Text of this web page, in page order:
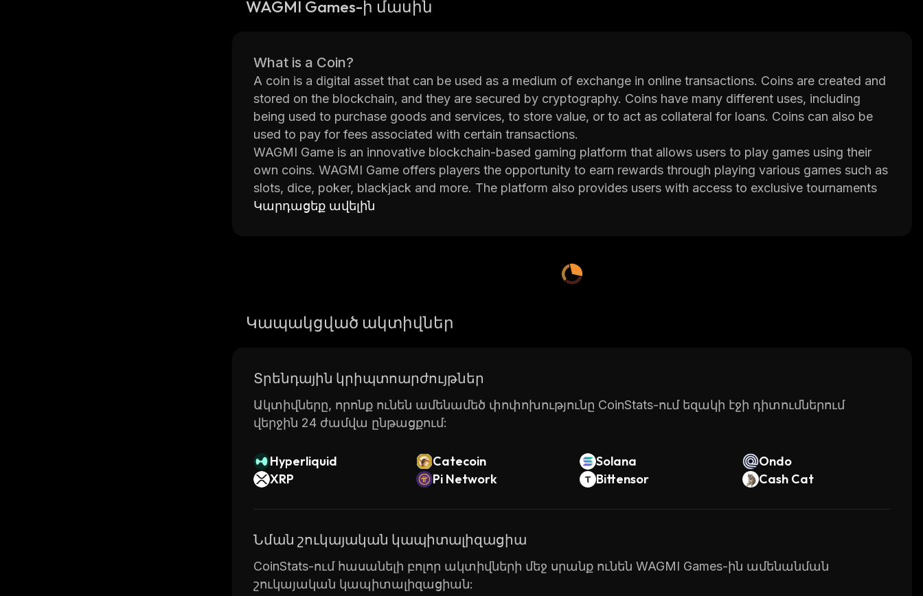
WAGMI Games-ի մասին
What is a Coin?
A coin is a digital asset that can be used as a medium of exchange in online transactions. Coins are created and
stored on the blockchain, and they are secured by cryptography. Coins have many different uses, including
being used to purchase goods and services, to store value, or to act as collateral for loans. Coins can also be
used to pay for fees associated with certain transactions.
WAGMI Game is an innovative blockchain-based gaming platform that allows users to play games using their
own coins. WAGMI Game offers players the opportunity to earn rewards through playing various games such as
slots, dice, poker, blackjack and more. The platform also provides users with access to exclusive tournaments
where they can win prizes and rewards.
Players can use this token to purchase items from the game store or participate in tournaments where they can
win prizes. The tokens are also used as rewards for completing certain tasks within the game.
of the most popular platforms for gamers around the world.
Կարդացեք ավելին
Կապակցված ակտիվներ
Տրենդային կրիպտոարժույթներ
Ակտիվները, որոնք ունեն ամենամեծ փոփոխությունը CoinStats-ում եզակի էջի դիտումներում
վերջին 24 ժամվա ընթացքում:
Hyperliquid Catecoin Solana
Ondo
XRP
Pi Network Bittensor Cash Cat
Նման շուկայական կապիտալիզացիա
CoinStats-ում հասանելի բոլոր ակտիվների մեջ սրանք ունեն WAGMI Games-ին ամենանման
շուկայական կապիտալիզացիան: